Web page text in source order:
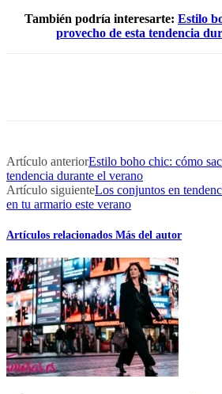
También podría interesarte: Estilo
provecho de esta tendencia
Artículo anteriorEstilo boho chic: cómo
tendencia durante el verano
Artículo siguienteLos conjuntos en
en tu armario este verano
Artículos relacionados Más del autor